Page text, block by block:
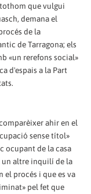
que vulgui
demana el
de la
de Tarragona; els
«un rerefons social»
d'espais a la Part
ahir en el
sense títol»
ocupant de la casa
altre inquilí de la
el procés i que es va
pel fet que